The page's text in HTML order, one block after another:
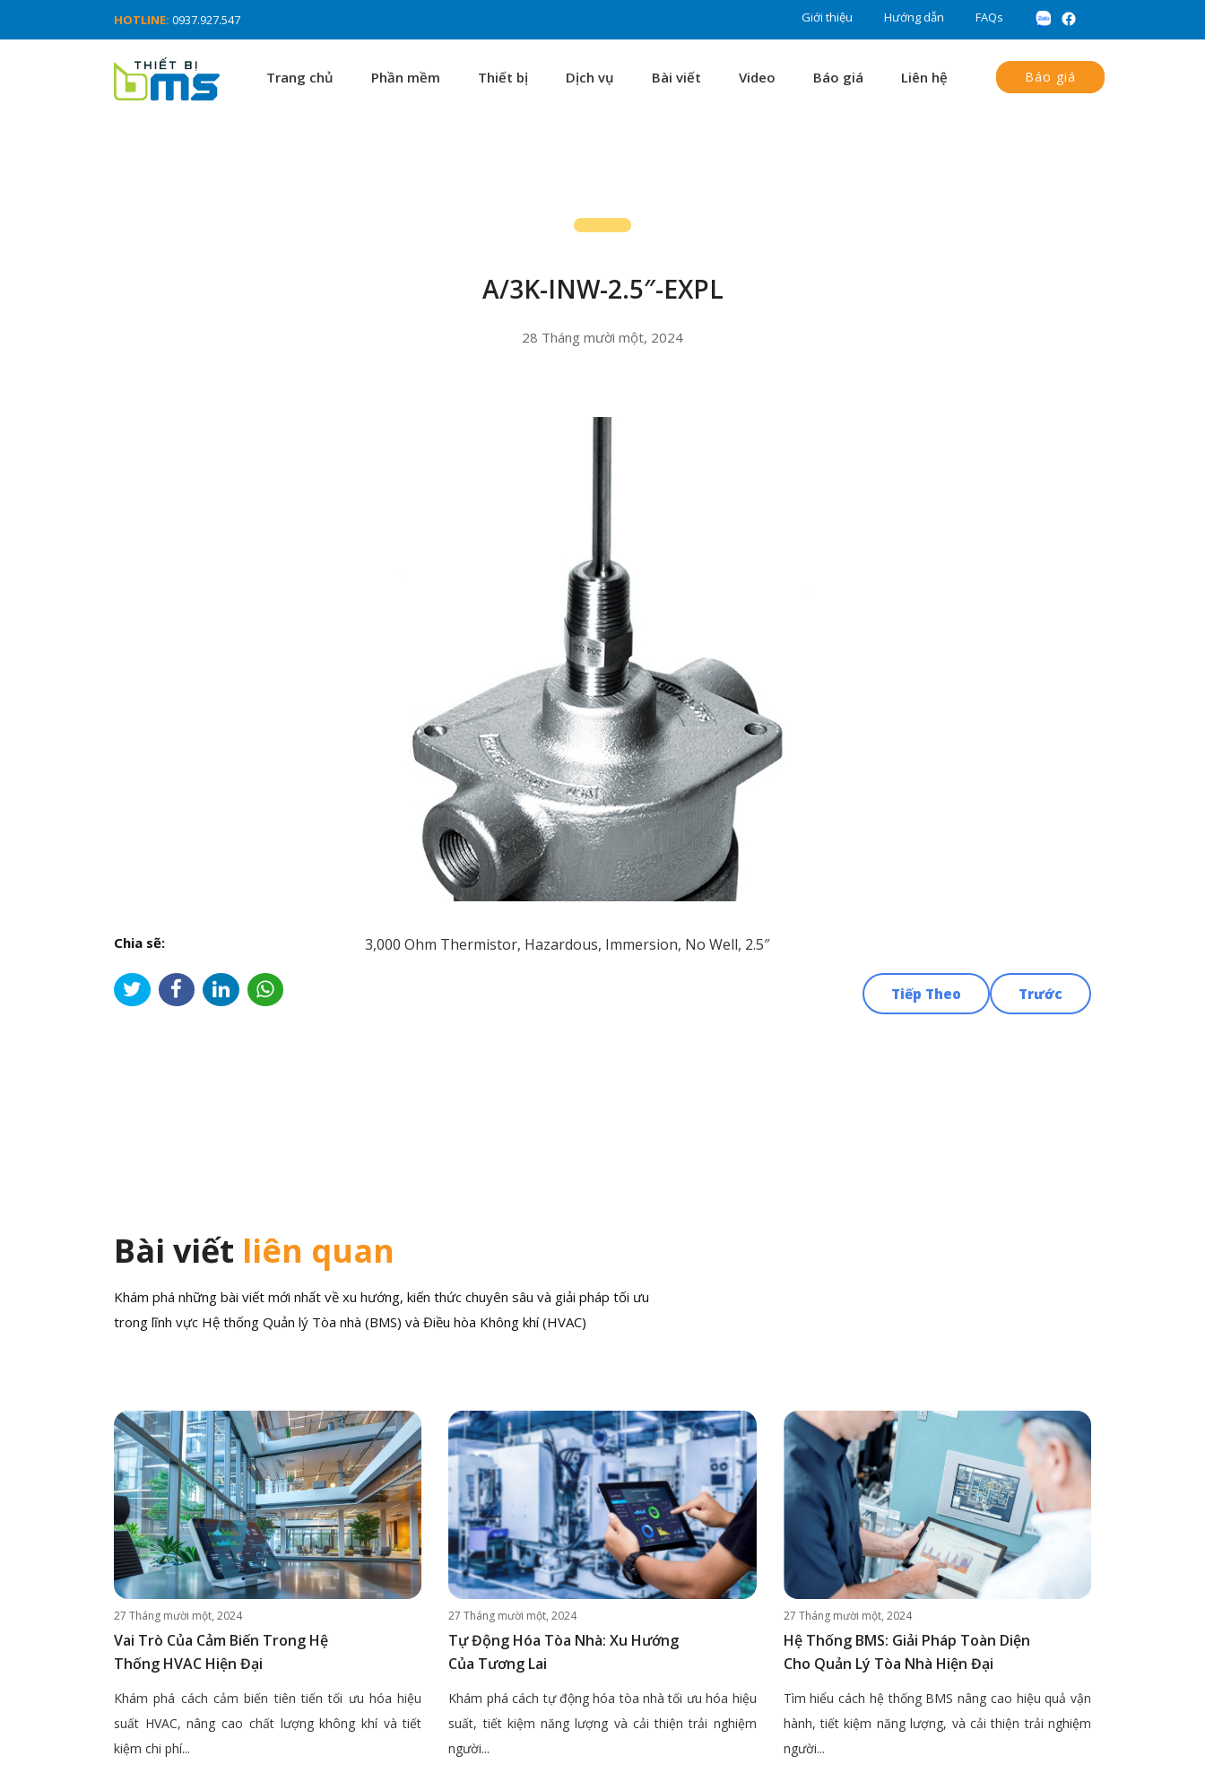
HOTLINE: 0937.927.547 Giới thiệu Hướng dẫn FAQs
Trang chủ Phần mềm Thiết bị Dịch vụ Bài viết Video Báo giá Liên hệ Báo giá
A/3K-INW-2.5″-EXPL
28 Tháng mười một, 2024
Chia sẽ: 3,000 Ohm Thermistor, Hazardous, Immersion, No Well, 2.5″
Trước
Tiếp Theo
Bài viết liên quan
Khám phá những bài viết mới nhất về xu hướng, kiến thức chuyên sâu và giải pháp tối ưu
trong lĩnh vực Hệ thống Quản lý Tòa nhà (BMS) và Điều hòa Không khí (HVAC)
27 Tháng mười một, 2024
Vai Trò Của Cảm Biến Trong Hệ
Thống HVAC Hiện Đại
Khám phá cách cảm biến tiên tiến tối ưu hóa hiệu
suất HVAC, nâng cao chất lượng không khí và tiết
kiệm chi phí...
27 Tháng mười một, 2024
Tự Động Hóa Tòa Nhà: Xu Hướng
Của Tương Lai
Khám phá cách tự động hóa tòa nhà tối ưu hóa hiệu
suất, tiết kiệm năng lượng và cải thiện trải nghiệm
người...
27 Tháng mười một, 2024
Hệ Thống BMS: Giải Pháp Toàn Diện
Cho Quản Lý Tòa Nhà Hiện Đại
Tìm hiểu cách hệ thống BMS nâng cao hiệu quả vận
hành, tiết kiệm năng lượng, và cải thiện trải nghiệm
người...